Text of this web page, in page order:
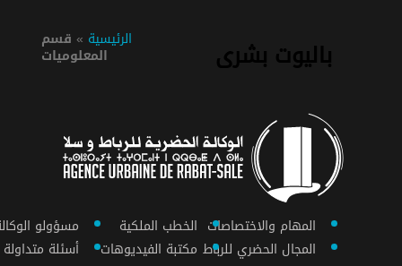
الرئيسية » قسم
المعلوميات باليوت بشرى
المهام والاختصاصات
المجال الحضري للرباط
الخطب الملكية
مكتبة الفيديوهات
مسؤولو
أسئلة متداولة